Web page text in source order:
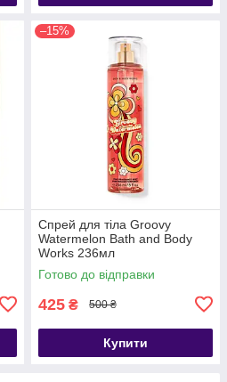
–15%
Спрей для тіла Groovy
Watermelon Bath and Body
Works 236мл
Готово до відправки
425 ₴ 500 ₴
Купити